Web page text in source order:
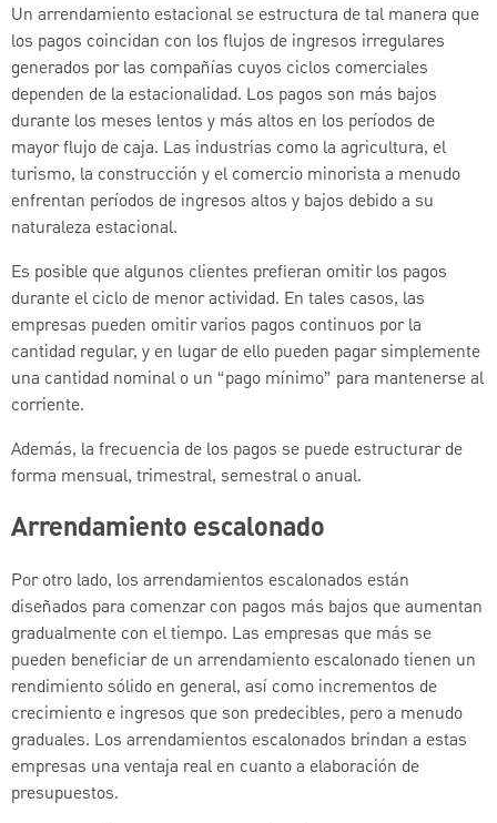
Un arrendamiento estacional se estructura de tal manera que
los pagos coincidan con los flujos de ingresos irregulares
generados por las compañías cuyos ciclos comerciales
dependen de la estacionalidad. Los pagos son más bajos
durante los meses lentos y más altos en los períodos de
mayor flujo de caja. Las industrias como la agricultura, el
turismo, la construcción y el comercio minorista a menudo
enfrentan períodos de ingresos altos y bajos debido a su
naturaleza estacional.
Es posible que algunos clientes prefieran omitir los pagos
durante el ciclo de menor actividad. En tales casos, las
empresas pueden omitir varios pagos continuos por la
cantidad regular, y en lugar de ello pueden pagar simplemente
una cantidad nominal o un “pago mínimo” para mantenerse al
corriente.
Además, la frecuencia de los pagos se puede estructurar de
forma mensual, trimestral, semestral o anual.
Arrendamiento escalonado
Por otro lado, los arrendamientos escalonados están
diseñados para comenzar con pagos más bajos que aumentan
gradualmente con el tiempo. Las empresas que más se
pueden beneficiar de un arrendamiento escalonado tienen un
rendimiento sólido en general, así como incrementos de
crecimiento e ingresos que son predecibles, pero a menudo
graduales. Los arrendamientos escalonados brindan a estas
empresas una ventaja real en cuanto a elaboración de
presupuestos.